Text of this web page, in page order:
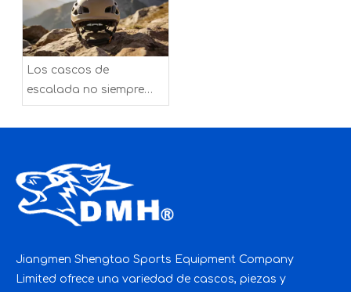
Los cascos de
escalada no siempre
son sustitutos
adecuados de los
Jiangmen Shengtao Sports Equipment Company
Limited ofrece una variedad de cascos, piezas y